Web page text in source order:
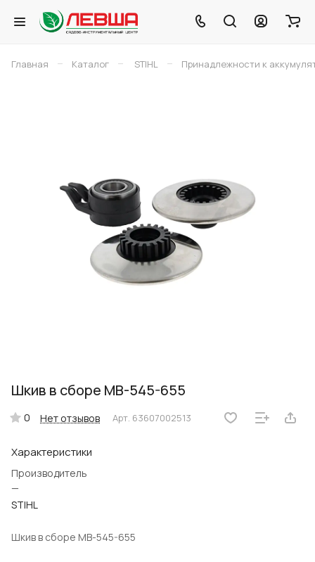
Главная – Каталог – STIHL – Принадлежности к
Шкив в сборе MB-545-655
0 Нет отзывов Арт. 63607002513
Характеристики
Производитель
—
STIHL
Шкив в сборе MB-545-655